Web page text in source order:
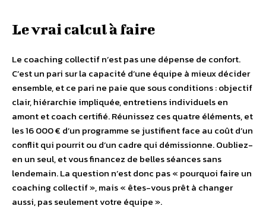
Le vrai calcul à faire
Le coaching collectif n’est pas une dépense de confort.
C’est un pari sur la capacité d’une équipe à mieux décider
ensemble, et ce pari ne paie que sous conditions : objectif
clair, hiérarchie impliquée, entretiens individuels en
amont et coach certifié. Réunissez ces quatre éléments, et
les 16 000 € d’un programme se justifient face au coût d’un
conflit qui pourrit ou d’un cadre qui démissionne. Oubliez-
en un seul, et vous financez de belles séances sans
lendemain. La question n’est donc pas « pourquoi faire un
coaching collectif », mais « êtes-vous prêt à changer
aussi, pas seulement votre équipe ».